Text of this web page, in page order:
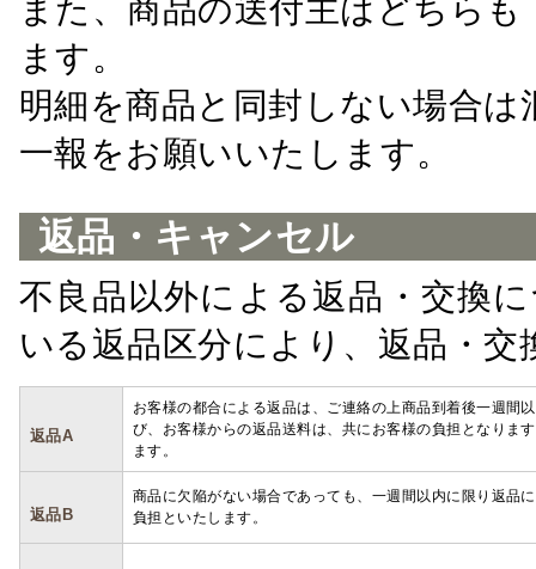
また、商品の送付主はどちら
ます。
明細を商品と同封しない場合
一報をお願いいたします。
返品・キャンセル
不良品以外による返品・交換
いる返品区分により、返品・
返品A
お客様の都合による返品は、ご連絡の上商品到着後一週間
び、お客様からの返品送料は、共にお客様の負担となりま
ます。
返品B
商品に欠陥がない場合であっても、一週間以内に限り返品
負担といたします。